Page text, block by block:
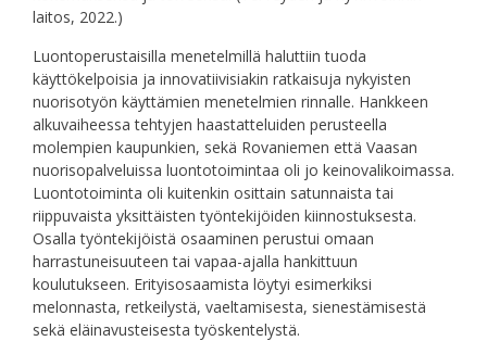
laitos, 2022.)
Luontoperustaisilla menetelmillä haluttiin tuoda
käyttökelpoisia ja innovatiivisiakin ratkaisuja nykyisten
nuorisotyön käyttämien menetelmien rinnalle. Hankkeen
alkuvaiheessa tehtyjen haastatteluiden perusteella
molempien kaupunkien, sekä Rovaniemen että Vaasan
nuorisopalveluissa luontotoimintaa oli jo keinovalikoimassa.
Luontotoiminta oli kuitenkin osittain satunnaista tai
riippuvaista yksittäisten työntekijöiden kiinnostuksesta.
Osalla työntekijöistä osaaminen perustui omaan
harrastuneisuuteen tai vapaa-ajalla hankittuun
koulutukseen. Erityisosaamista löytyi esimerkiksi
melonnasta, retkeilystä, vaeltamisesta, sienestämisestä
sekä eläinavusteisesta työskentelystä.